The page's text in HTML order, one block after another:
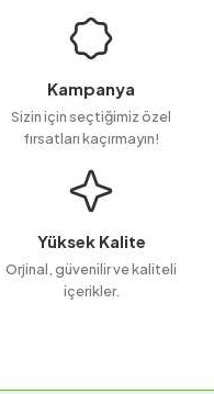
Kampanya
Sizin için seçtiğimiz özel
fırsatları kaçırmayın!
Yüksek Kalite
Orjinal, güvenilir ve kaliteli
içerikler.